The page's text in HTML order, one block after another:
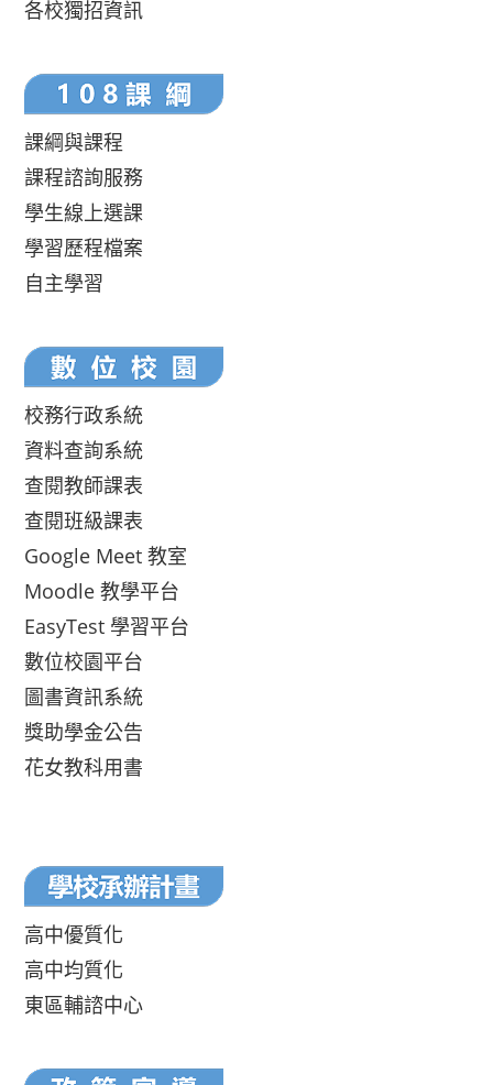
各校獨招資訊
課綱與課程
課程諮詢服務
學生線上選課
學習歷程檔案
自主學習
校務行政系統
資料查詢系統
查閱教師課表
查閱班級課表
Google Meet 教室
Moodle 教學平台
EasyTest 學習平台
數位校園平台
圖書資訊系統
獎助學金公告
花女教科用書
高中優質化
高中均質化
東區輔諮中心